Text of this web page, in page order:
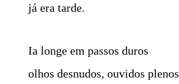
já era tarde.
Ia longe em passos duros
olhos desnudos, ouvidos plenos